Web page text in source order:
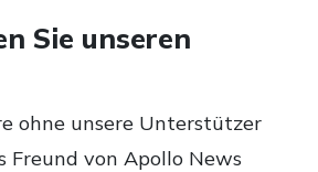
Sie unseren
ohne unsere Unterstützer
Freund von Apollo News